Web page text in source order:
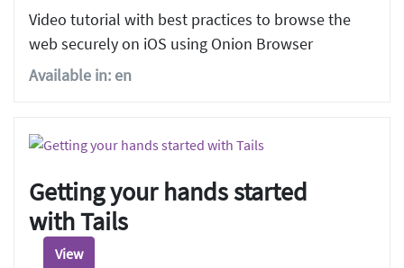
Video tutorial with best practices to browse the
web securely on iOS using Onion Browser
Available in: en
Getting your hands started
with Tails
View